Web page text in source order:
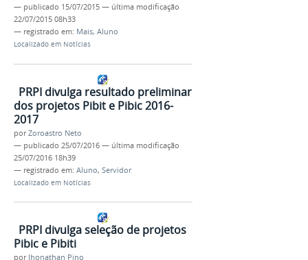
— publicado 15/07/2015 — última modificação
22/07/2015 08h33
— registrado em: Mais, Aluno
Localizado em Notícias
PRPI divulga resultado preliminar
dos projetos Pibit e Pibic 2016-
2017
porZoroastro Neto
— publicado 25/07/2016 — última modificação
25/07/2016 18h39
— registrado em: Aluno, Servidor
Localizado em Notícias
PRPI divulga seleção de projetos
Pibic e Pibiti
por Jhonathan Pino